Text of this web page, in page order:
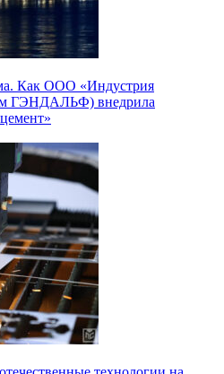
Как ООО «Индустрия
ГЭНДАЛЬФ) внедрила